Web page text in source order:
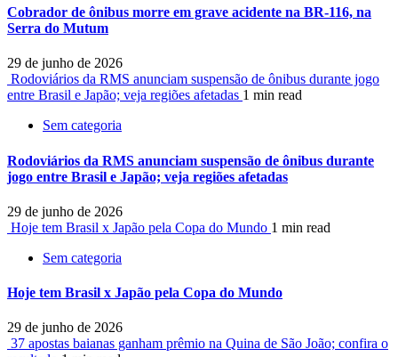
Cobrador de ônibus morre em grave acidente na BR-116, na
Serra do Mutum
29 de junho de 2026
Rodoviários da RMS anunciam suspensão de ônibus durante jogo
entre Brasil e Japão; veja regiões afetadas 1 min read
Sem categoria
Rodoviários da RMS anunciam suspensão de ônibus durante
jogo entre Brasil e Japão; veja regiões afetadas
29 de junho de 2026
Hoje tem Brasil x Japão pela Copa do Mundo 1 min read
Sem categoria
Hoje tem Brasil x Japão pela Copa do Mundo
29 de junho de 2026
37 apostas baianas ganham prêmio na Quina de São João; confira o